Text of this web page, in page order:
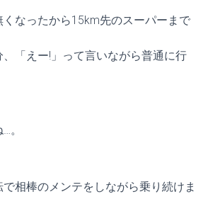
なったから15km先のスーパーまで
「えー!」って言いながら普通に行
。
相棒のメンテをしながら乗り続けま